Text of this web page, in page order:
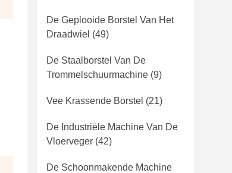
De Geplooide Borstel Van Het
Draadwiel (49)
De Staalborstel Van De
Trommelschuurmachine (9)
Vee Krassende Borstel (21)
De Industriële Machine Van De
Vloerveger (42)
De Schoonmakende Machine